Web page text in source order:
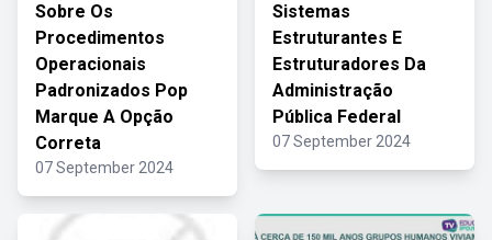
Sobre Os
Procedimentos
Operacionais
Padronizados Pop
Marque A Opção
Correta
07 September 2024
Sistemas
Estruturantes E
Estruturadores Da
Administração
Pública Federal
07 September 2024